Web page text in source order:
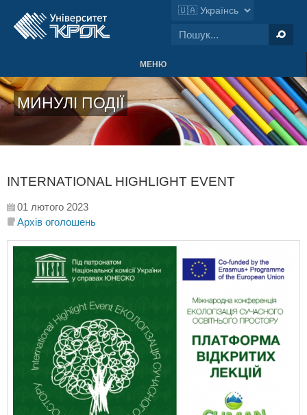
МЕНЮ
МИНУЛІ ПОДІЇ
INTERNATIONAL HIGHLIGHT EVENT
01 лютого 2023
Архів оголошень